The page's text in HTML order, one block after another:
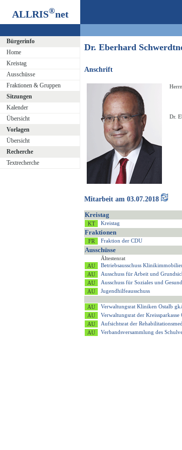
ALLRIS®net
Bürgerinfo
Home
Kreistag
Ausschüsse
Fraktionen & Gruppen
Sitzungen
Kalender
Übersicht
Vorlagen
Übersicht
Recherche
Textrecherche
Dr. Eberhard
Anschrift
Herrn
Dr.
Mitarbeit am 03.07.2018
Kreistag
Kreistag
Fraktionen
Fraktion der CDU
Ausschüsse
Ältestenrat
Betriebsausschuss
Ausschuss für Arbeit und
Ausschuss für Soziales und
Jugendhilfeausschuss
Verwaltungsrat Kliniken Ostalb
Verwaltungsrat der Kreissparkasse
Aufsichtsrat der
Verbandsversammlung des